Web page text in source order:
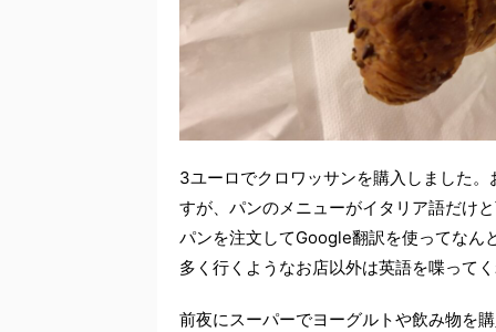
3ユーロでクロワッサンを購入しました
すが、パンのメニューがイタリア語だけ
パンを注文してGoogle翻訳を使ってなん
多く行くようなお店以外は英語を喋って
前夜にスーパーでヨーグルトや飲み物を